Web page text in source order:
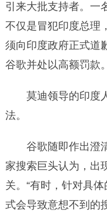
引来大批支持者。一
不仅是冒犯印度总理
须向印度政府正式道
谷歌并处以高额罚款。
莫迪领导的印度
法。
谷歌随即作出澄
家搜索巨头认为，出
关。“有时，针对具
式会导致意想不到的